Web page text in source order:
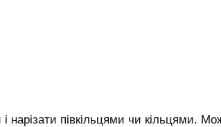
нарізати півкільцями чи кільцями.